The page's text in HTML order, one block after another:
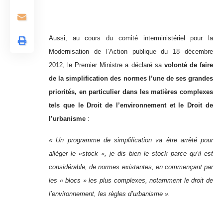
Aussi, au cours du comité interministériel pour la
Modernisation de l’Action publique du 18 décembre
2012, le Premier Ministre a déclaré sa volonté de faire
de la simplification des normes l’une de ses grandes
priorités, en particulier dans les matières complexes
tels que le Droit de l’environnement et le Droit de
l’urbanisme :
« Un programme de simplification va être arrêté pour
alléger le «stock », je dis bien le stock parce qu’il est
considérable, de normes existantes, en commençant par
les « blocs » les plus complexes, notamment le droit de
l’environnement, les règles d’urbanisme ».